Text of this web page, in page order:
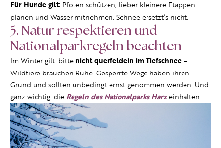
Für Hunde gilt: Pfoten schützen, lieber kleinere Etappen
planen und Wasser mitnehmen. Schnee ersetzt’s nicht.
5. Natur respektieren und
Nationalparkregeln beachten
Im Winter gilt: bitte nicht querfeldein im Tiefschnee –
Wildtiere brauchen Ruhe. Gesperrte Wege haben ihren
Grund und sollten unbedingt ernst genommen werden. Und
ganz wichtig: die Regeln des Nationalparks Harzeinhalten.